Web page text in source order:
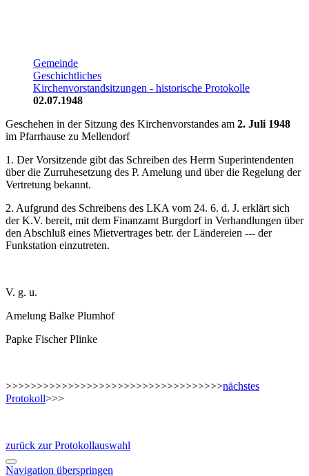
Gemeinde
Geschichtliches
Kirchenvorstandsitzungen - historische Protokolle
02.07.1948
Geschehen in der Sitzung des Kirchenvorstandes am 2. Juli 1948
im Pfarrhause zu Mellendorf
1. Der Vorsitzende gibt das Schreiben des Herrn Superintendenten
über die Zurruhesetzung des P. Amelung und über die Regelung der
Vertretung bekannt.
2. Aufgrund des Schreibens des LKA vom 24. 6. d. J. erklärt sich
der K.V. bereit, mit dem Finanzamt Burgdorf in Verhandlungen über
den Abschluß eines Mietvertrages betr. der Ländereien --- der
Funkstation einzutreten.
V. g. u.
Amelung Balke Plumhof
Papke Fischer Plinke
>>>>>>>>>>>>>>>>>>>>>>>>>>>>>>>>>>>nächstes
Protokoll>>>
zurück zur Protokollauswahl
Navigation überspringen